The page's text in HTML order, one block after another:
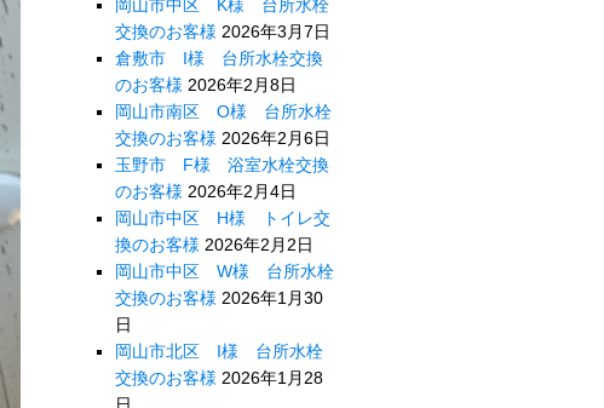
岡山市中区 K様 台所水栓
交換のお客様 2026年3月7日
倉敷市 I様 台所水栓交換
のお客様 2026年2月8日
岡山市南区 O様 台所水栓
交換のお客様 2026年2月6日
玉野市 F様 浴室水栓交換
のお客様 2026年2月4日
岡山市中区 H様 トイレ交
換のお客様 2026年2月2日
岡山市中区 W様 台所水栓
交換のお客様 2026年1月30
日
岡山市北区 I様 台所水栓
交換のお客様 2026年1月28